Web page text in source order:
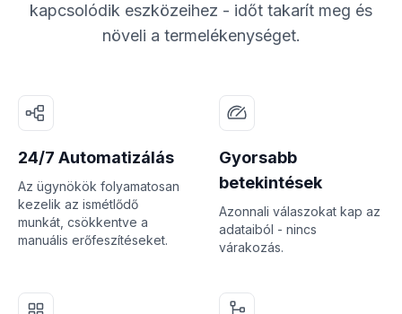
kapcsolódik eszközeihez - időt takarít meg és
növeli a termelékenységet.
24/7 Automatizálás
Az ügynökök folyamatosan
kezelik az ismétlődő
munkát, csökkentve a
manuális erőfeszítéseket.
Gyorsabb
betekintések
Azonnali válaszokat kap az
adataiból - nincs
várakozás.